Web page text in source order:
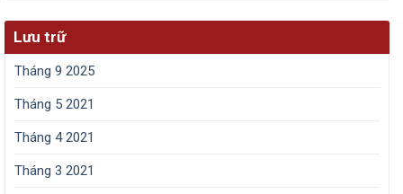
Lưu trữ
Tháng 9 2025
Tháng 5 2021
Tháng 4 2021
Tháng 3 2021